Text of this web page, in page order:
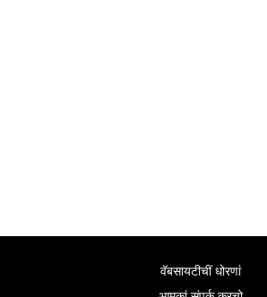
वॅबसायटीचीं धोरणां